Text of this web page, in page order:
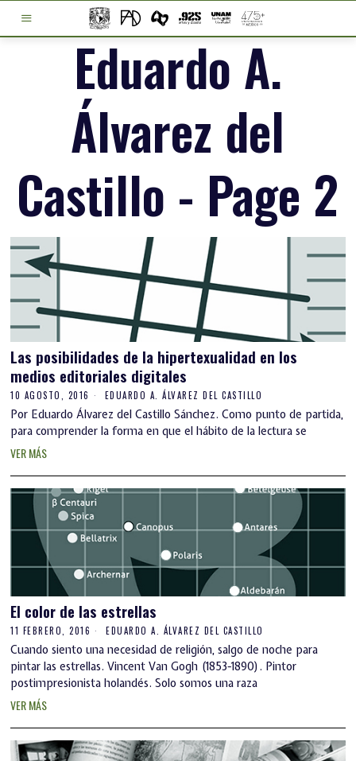
Eduardo A.
Álvarez del
Castillo - Page 2
Las posibilidades de la hipertexualidad en los
medios editoriales digitales
10 AGOSTO, 2016 EDUARDO A. ÁLVAREZ DEL CASTILLO
Por Eduardo Álvarez del Castillo Sánchez. Como punto de partida,
para comprender la forma en que el hábito de la lectura se
VER MÁS
El color de las estrellas
11 FEBRERO, 2016 EDUARDO A. ÁLVAREZ DEL CASTILLO
Cuando siento una necesidad de religión, salgo de noche para
pintar las estrellas. Vincent Van Gogh (1853-1890). Pintor
postimpresionista holandés. Solo somos una raza
VER MÁS